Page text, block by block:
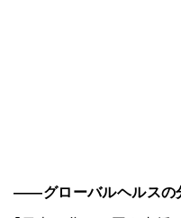
――グローバルヘルスの